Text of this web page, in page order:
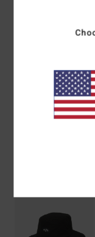
Tesa larga
Etichetta
Spedizioni e